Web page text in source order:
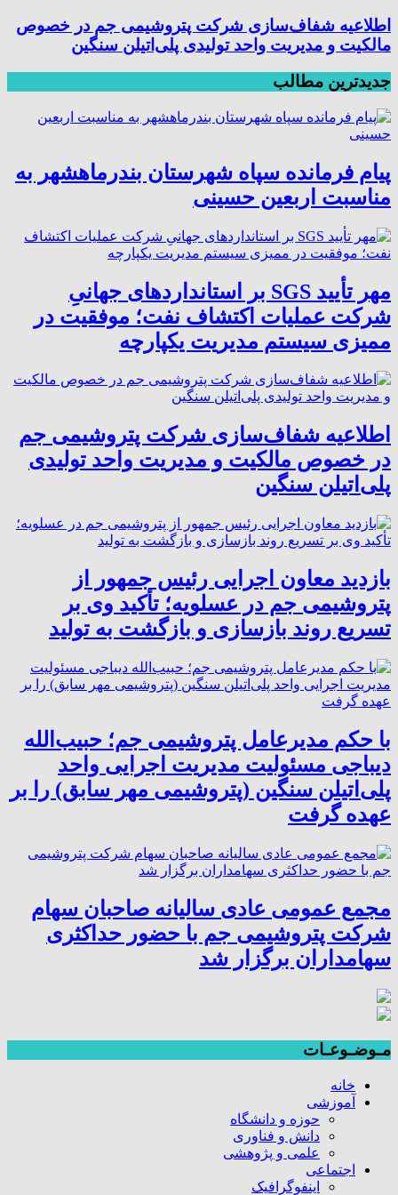
اطلاعیه شفاف‌سازی شرکت پتروشیمی جم در خصوص
مالکیت و مدیریت واحد تولیدی پلی‌اتیلن سنگین
جدیدترین مطالب
پیام فرمانده سپاه شهرستان بندرماهشهر به
مناسبت اربعین حسینی
مهر تأیید SGS بر استانداردهای جهانیِ
شرکت عملیات اکتشاف نفت؛ موفقیت در
ممیزی سیستم مدیریت یکپارچه
اطلاعیه شفاف‌سازی شرکت پتروشیمی جم
در خصوص مالکیت و مدیریت واحد تولیدی
پلی‌اتیلن سنگین
بازدید معاون اجرایی رئیس جمهور از
پتروشیمی جم در عسلویه؛ تأکید وی بر
تسریع روند بازسازی و بازگشت به تولید
با حکم مدیرعامل پتروشیمی جم؛ حبیب‌الله
دیباجی مسئولیت مدیریت اجرایی واحد
پلی‌اتیلن سنگین (پتروشیمی مهر سابق) را بر
عهده گرفت
مجمع عمومی عادی سالیانه صاحبان سهام
شرکت پتروشیمی جم با حضور حداکثری
سهامداران برگزار شد
مـوضـوعـات
خانه
آموزشی
حوزه و دانشگاه
دانش و فناوری
علمی و پژوهشی
اجتماعی
اینفوگرافیک